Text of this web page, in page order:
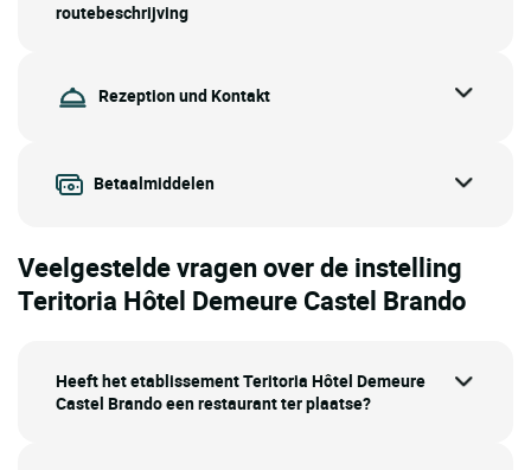
routebeschrijving
Rezeption und Kontakt
Betaalmiddelen
Veelgestelde vragen over de instelling
Teritoria Hôtel Demeure Castel Brando
Heeft het etablissement Teritoria Hôtel Demeure
Castel Brando een restaurant ter plaatse?